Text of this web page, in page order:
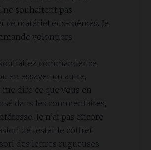
ne souhaitent pas
ce matériel eux-mêmes. Je
volontiers.
commander ce
en essayer un autre,
me dire ce que vous en
dans les commentaires,
Je n’ai pas encore
de tester le coffret
des lettres rugueuses